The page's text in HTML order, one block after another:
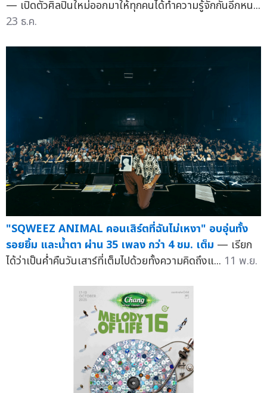
— เปิดตัวศิลปินใหม่ออกมาให้ทุกคนได้ทำความรู้จักกันอีกหน...
23 ธ.ค.
"SQWEEZ ANIMAL คอนเสิร์ตที่ฉันไม่เหงา" อบอุ่นทั้ง
รอยยิ้ม และน้ำตา ผ่าน 35 เพลง กว่า 4 ชม. เต็ม — เรียก
ได้ว่าเป็นค่ำคืนวันเสาร์ที่เต็มไปด้วยทั้งความคิดถึงแ... 11 พ.ย.